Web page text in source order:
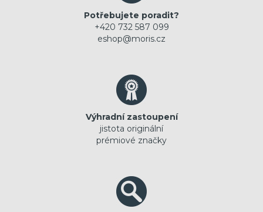
Potřebujete poradit?
+420 732 587 099
eshop@moris.cz
Výhradní zastoupení
jistota originální
prémiové značky